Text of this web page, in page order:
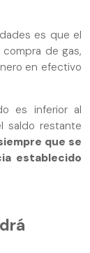
es que el
de gas,
en efectivo
es inferior al
saldo restante
que se
establecido